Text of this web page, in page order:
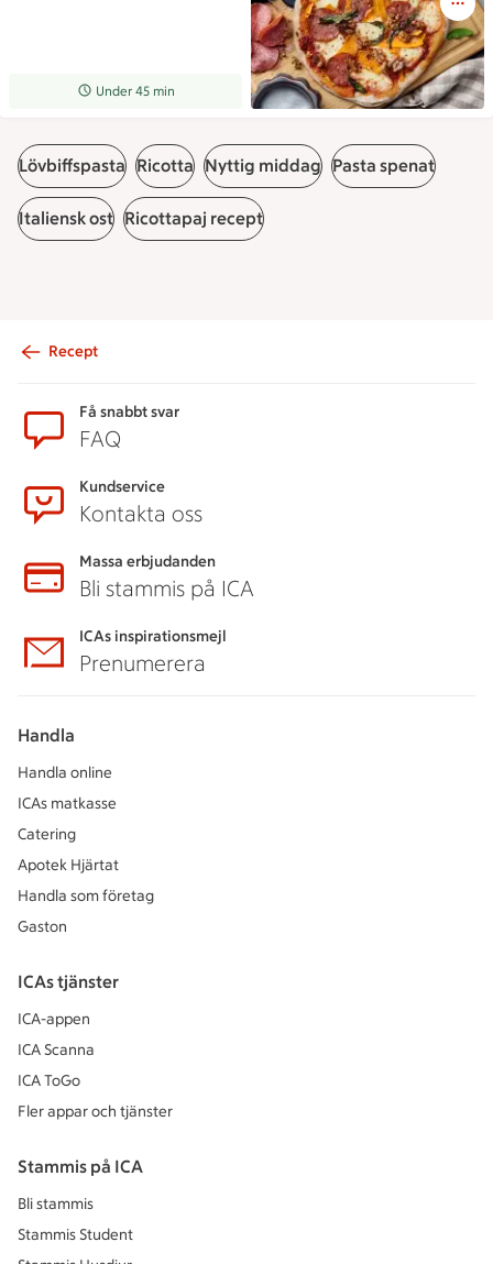
Receptet tar Under 45 min att tillaga
Under 45 min
Lövbiffspasta Ricotta Nyttig middag Pasta spenat
Italiensk ost Ricottapaj recept
Recept
Få snabbt svar
FAQ
Kundservice
Kontakta oss
Massa erbjudanden
Bli stammis på ICA
ICAs inspirationsmejl
Prenumerera
Handla
Handla online
ICAs matkasse
Catering
Apotek Hjärtat
Handla som företag
Gaston
ICAs tjänster
ICA-appen
ICA Scanna
ICA ToGo
Fler appar och tjänster
Stammis på ICA
Bli stammis
Stammis Student